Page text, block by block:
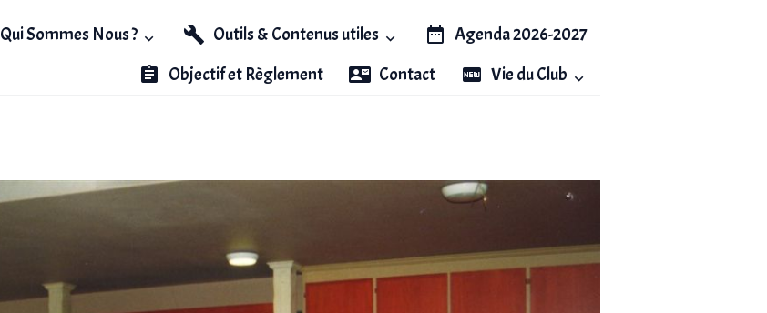
Qui Sommes Nous ? Outils & Contenus utiles
Agenda 2026-2027
Objectif et Règlement
Contact Vie du Club